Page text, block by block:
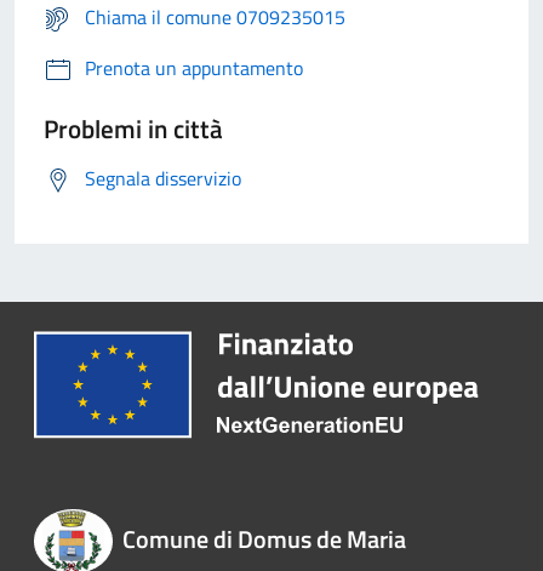
Chiama il comune 0709235015
Prenota un appuntamento
Problemi in città
Segnala disservizio
Comune di Domus de Maria